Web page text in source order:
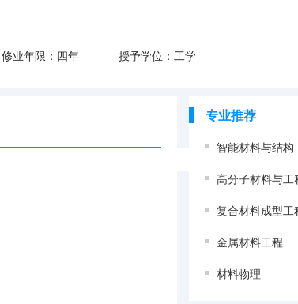
修业年限：四年 授予学位：工学
专业推荐
智能材料与结构
高分子材料与工
复合材料成型工
金属材料工程
材料物理